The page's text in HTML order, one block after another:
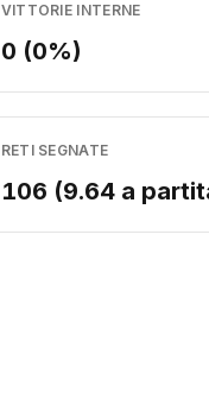
VITTORIE INTERNE
0 (0%)
RETI SEGNATE
106 (9.64 a